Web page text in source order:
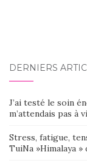
DERNIERS
J’ai testé le soin
m’attendais pas à
Stress, fatigue,
TuiNa »Himalaya »